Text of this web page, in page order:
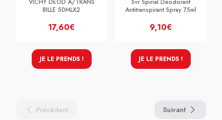
VICHY DEOD A/TRANS
BILLE 50MLX2
17,60€
JE LE PRENDS !
Svr Spirial Deodorant
Antitranspirant Spray 75ml
9,10€
JE LE PRENDS !
Précédent Suivant